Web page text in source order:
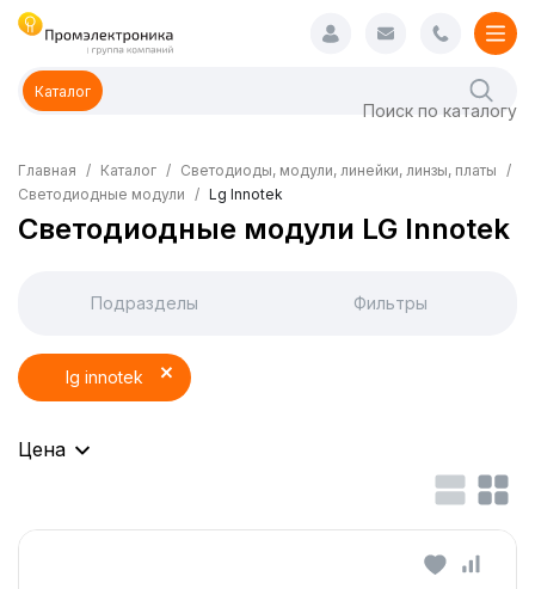
Каталог
Главная Каталог
Светодиоды, модули, линейки, линзы, платы
Светодиодные модули
Lg Innotek
Светодиодные модули LG Innotek
Подразделы Фильтры
lg innotek
Цена